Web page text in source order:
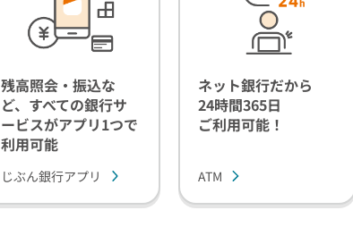
残高照会・振込な
ど、すべての銀行サ
ービスがアプリ1つで
利用可能
じぶん銀行アプリ
ネット銀行だから
24時間365日
ご利用可能！
ATM